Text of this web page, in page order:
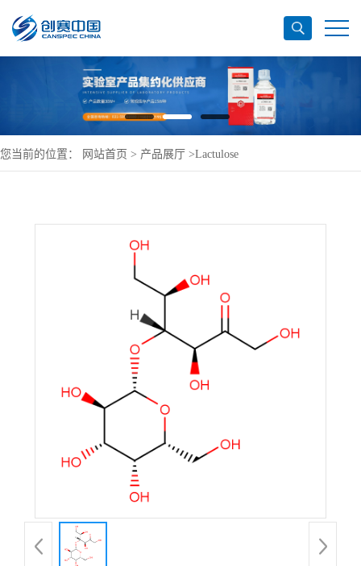
您当前的位置： 网站首页 > 产品展厅 >Lactulose